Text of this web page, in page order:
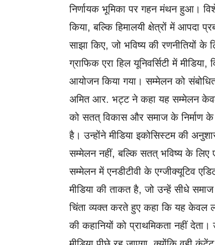
निर्णायक भूमिका पर गहन मंथन हुआ।
किया, बल्कि हिमालयी क्षेत्रों में आपदा
साझा किए, जो भविष्य की रणनीतियों के
ग्राफिक एरा हिल यूनिवर्सिटी में
आयोजन किया गया। सम्मेलन को
अमित आर. भट्ट ने कहा यह सम्मेलन केवल
को सतत् विकास और समाज के निर्माण
है। उन्होंने मीडिया इकोसिस्टम की
सम्मेलन नहीं, बल्कि सतत् भविष्य के लिए
सम्मेलन में एनडीटीवी के एग्जीक्यूटिव
मीडिया की ताकत है, जो उन्हें सीधे समाज
चिंता व्यक्त करते हुए कहा कि यह केवल
की कहानियों को प्राथमिकता नहीं